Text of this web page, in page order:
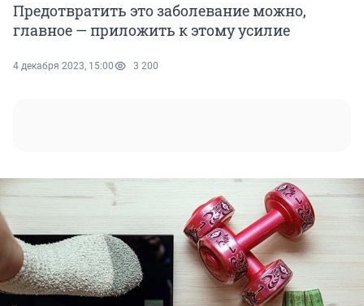
Предотвратить это заболевание можно,
главное — приложить к этому усилие
4 декабря 2023, 15:00 3 200